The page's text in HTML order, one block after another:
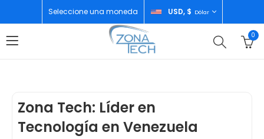
Seleccione una moneda USD, $ Dólar
0
Zona Tech: Líder en
Tecnología en Venezuela